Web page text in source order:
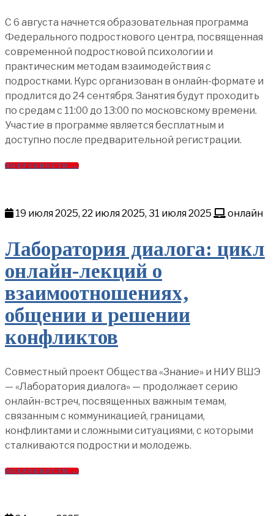
С 6 августа начнется образовательная программа
Федерального подросткового центра, посвященная
современной подростковой психологии и
практическим методам взаимодействия с
подростками. Курс организован в онлайн-формате и
продлится до 24 сентября. Занятия будут проходить
по средам с 11:00 до 13:00 по московскому времени.
Участие в программе является бесплатным и
доступно после предварительной регистрации.
ПОДРОБНОСТИ →
19 июля 2025, 22 июля 2025, 31 июля 2025 онлайн
Лаборатория диалога: цикл
онлайн-лекций о
взаимоотношениях,
общении и решении
конфликтов
Совместный проект Общества «Знание» и НИУ ВШЭ
— «Лаборатория диалога» — продолжает серию
онлайн-встреч, посвященных важным темам,
связанным с коммуникацией, границами,
конфликтами и сложными ситуациями, с которыми
сталкиваются подростки и молодежь.
ПОДРОБНОСТИ →